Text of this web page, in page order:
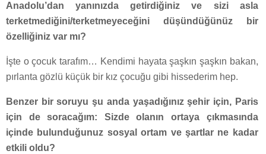
Anadolu’dan yanınızda getirdiğiniz ve sizi asla
terketmediğini/terketmeyeceğini düşündüğünüz bir
özelliğiniz var mı?
İşte o çocuk tarafım… Kendimi hayata şaşkın şaşkın bakan,
pırlanta gözlü küçük bir kız çocuğu gibi hissederim hep.
Benzer bir soruyu şu anda yaşadığınız şehir için, Paris
için de soracağım: Sizde olanın ortaya çıkmasında
içinde bulunduğunuz sosyal ortam ve şartlar ne kadar
etkili oldu?